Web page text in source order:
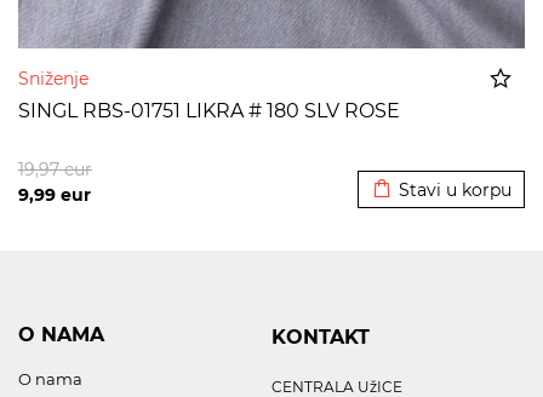
Sniženje
SINGL RBS-01751 LIKRA # 180 SLV ROSE
9,99 eur
19,97eur
Stavi u korpu
O NAMA
O nama
KONTAKT
CENTRALA UžICE